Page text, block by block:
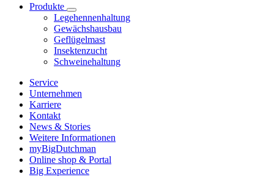
Produkte
Legehennenhaltung
Gewächshausbau
Geflügelmast
Insektenzucht
Schweinehaltung
Service
Unternehmen
Karriere
Kontakt
News & Stories
Weitere Informationen
myBigDutchman
Online shop & Portal
Big Experience